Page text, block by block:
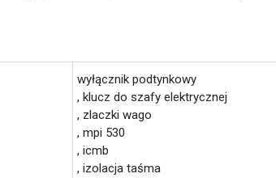
wyłącznik podtynkowy
, klucz do szafy elektrycznej
, zlaczki wago
, mpi 530
, icmb
, izolacja taśma